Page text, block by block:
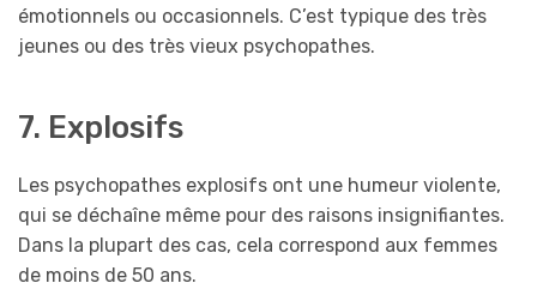
émotionnels ou occasionnels. C’est typique des très
jeunes ou des très vieux psychopathes.
7. Explosifs
Les psychopathes explosifs ont une humeur violente,
qui se déchaîne même pour des raisons insignifiantes.
Dans la plupart des cas, cela correspond aux femmes
de moins de 50 ans.